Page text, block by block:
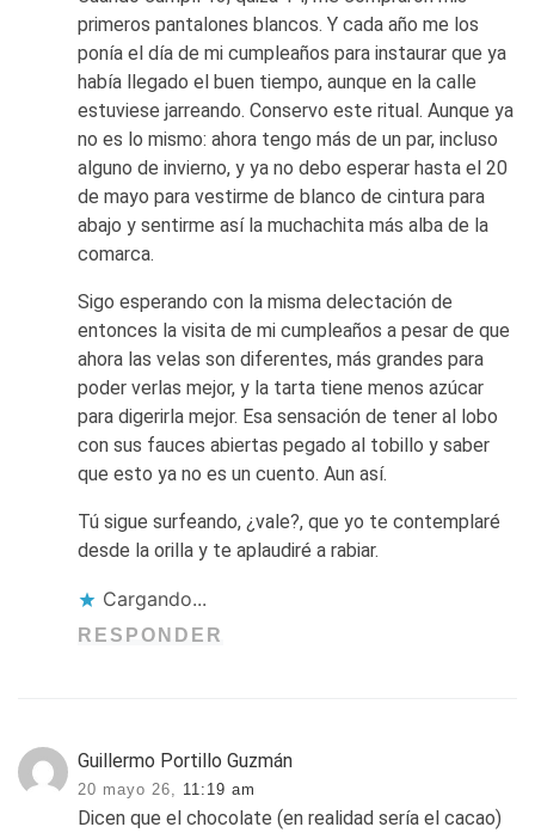
primeros pantalones blancos. Y cada año me los
ponía el día de mi cumpleaños para instaurar que ya
había llegado el buen tiempo, aunque en la calle
estuviese jarreando. Conservo este ritual. Aunque ya
no es lo mismo: ahora tengo más de un par, incluso
alguno de invierno, y ya no debo esperar hasta el 20
de mayo para vestirme de blanco de cintura para
abajo y sentirme así la muchachita más alba de la
comarca.
Sigo esperando con la misma delectación de
entonces la visita de mi cumpleaños a pesar de que
ahora las velas son diferentes, más grandes para
poder verlas mejor, y la tarta tiene menos azúcar
para digerirla mejor. Esa sensación de tener al lobo
con sus fauces abiertas pegado al tobillo y saber
que esto ya no es un cuento. Aun así.
Tú sigue surfeando, ¿vale?, que yo te contemplaré
desde la orilla y te aplaudiré a rabiar.
Cargando...
RESPONDER
Guillermo Portillo Guzmán
20 mayo 26, 11:19 am
Dicen que el chocolate (en realidad sería el cacao)